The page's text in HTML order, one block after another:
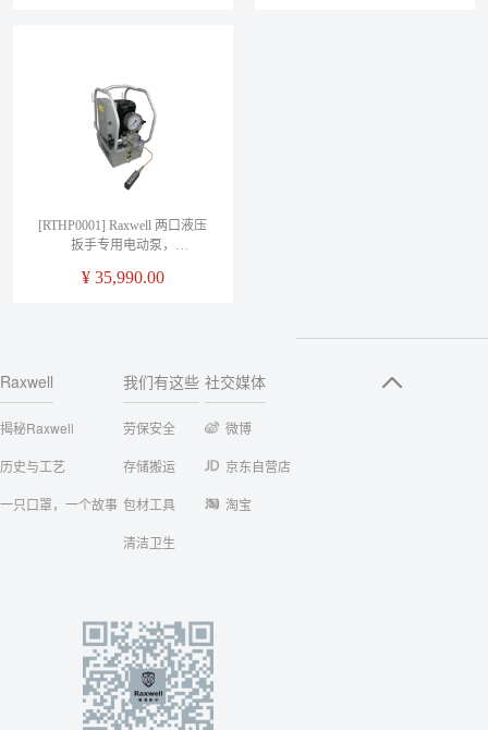
[RTHP0001] Raxwell 两口液压
扳手专用电动泵，
溢流阀，高精度压力表，
¥ 35,990.00
Raxwell
揭秘Raxwell
历史与工艺
一只口罩，一个故事
我们有这些
劳保安全
存储搬运
包材工具
清洁卫生
社交媒体
微博
京东自营店
淘宝